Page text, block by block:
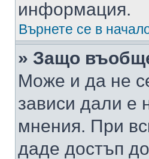
информация.
Върнете се в
» Защо
Може и да не
зависи дали е
мнения. При
даде достъп